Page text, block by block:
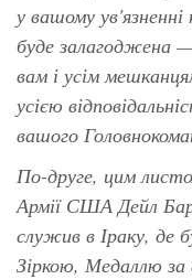
у вашому
буде залагоджена
вам і усім
усією
вашого
По-друге, цим
Армії США Дейл
служив в Іраку, де
Зіркою, Медаллю